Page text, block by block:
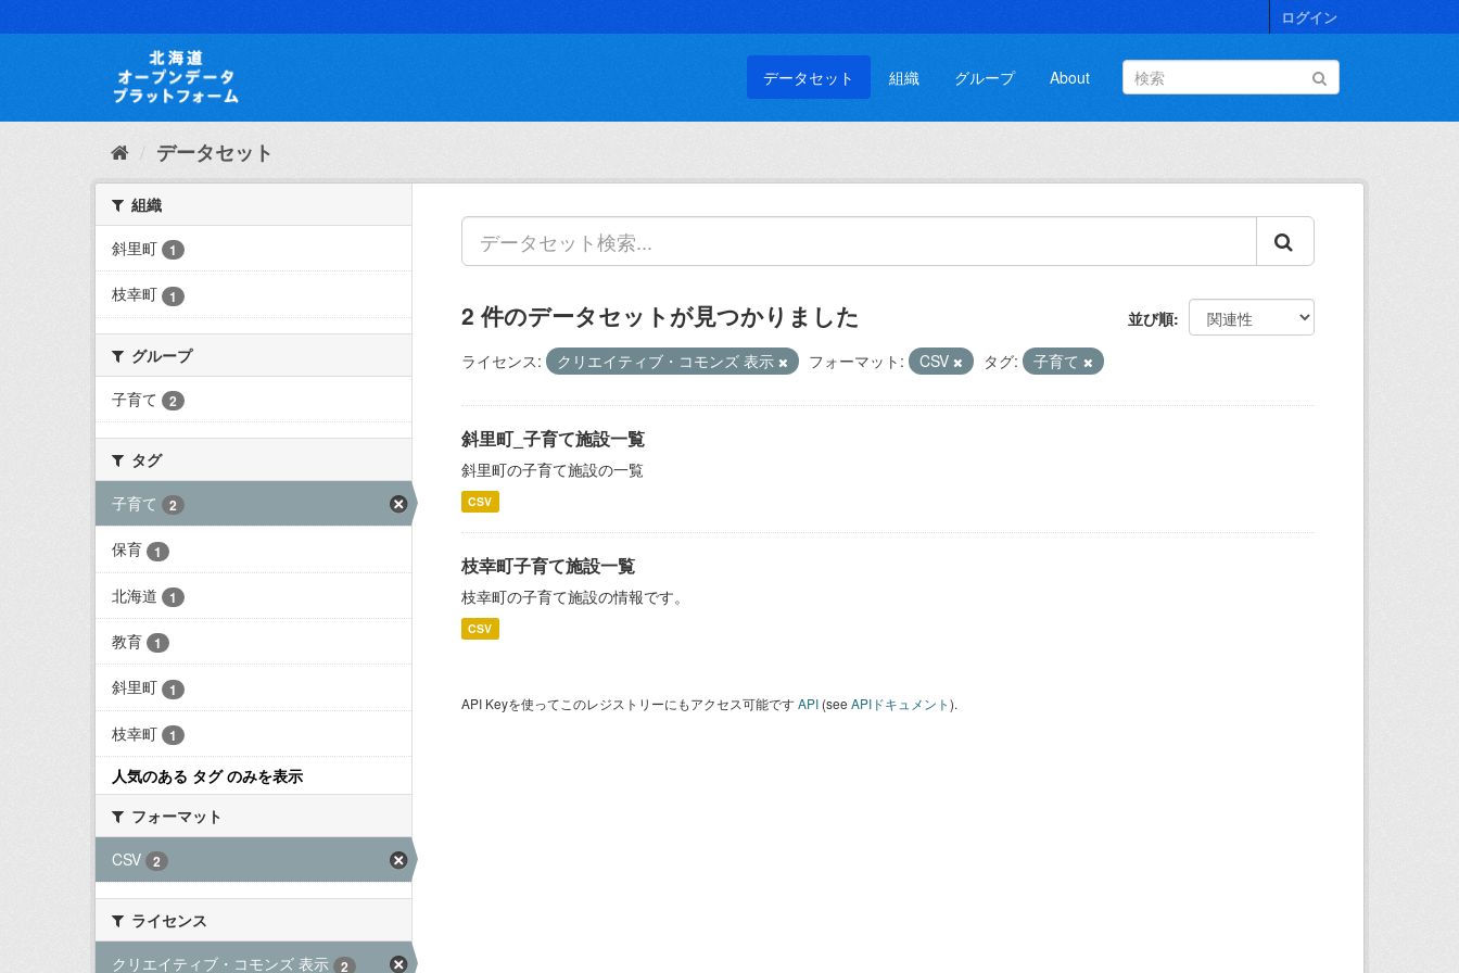
キ
て
ログイン
データセット 組織 グループ About
データセット
組織
斜里町
1
枝幸町 1
グループ
子育て
2
タグ
子育て
2
保育 1
北海道 1
教育 1
斜里町 1
枝幸町 1
人気のある タグ のみを表示
フォーマット
CSV
2
ライセンス
クリエイティブ・コモンズ 表示
2
並び順
2 件のデータセットが見つかりました
ライセンス: クリエイティブ・コモンズ 表示 フォーマット: CSV タグ: 子育て
斜里町_子育て施設一覧
斜里町の子育て施設の一覧
CSV
枝幸町子育て施設一覧
枝幸町の子育て施設の情報です。
CSV
API Keyを使ってこのレジストリーにもアクセス可能ですAPI (see APIドキュメント).